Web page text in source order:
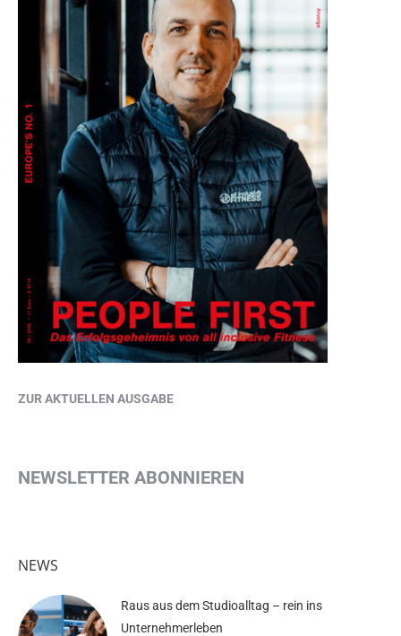
ZUR AKTUELLEN AUSGABE
NEWSLETTER ABONNIEREN
NEWS
Raus aus dem Studioalltag – rein ins
Unternehmerleben